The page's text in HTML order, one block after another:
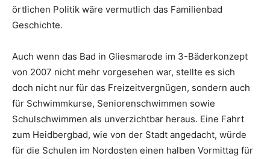
örtlichen Politik wäre vermutlich das Familienbad
Geschichte.
Auch wenn das Bad in Gliesmarode im 3-Bäderkonzept
von 2007 nicht mehr vorgesehen war, stellte es sich
doch nicht nur für das Freizeitvergnügen, sondern auch
für Schwimmkurse, Seniorenschwimmen sowie
Schulschwimmen als unverzichtbar heraus. Eine Fahrt
zum Heidbergbad, wie von der Stadt angedacht, würde
für die Schulen im Nordosten einen halben Vormittag für